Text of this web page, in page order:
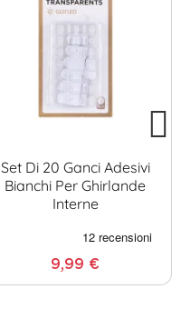
Set Di 20 Ganci Adesivi
Bianchi Per Ghirlande
Interne
9,99 €